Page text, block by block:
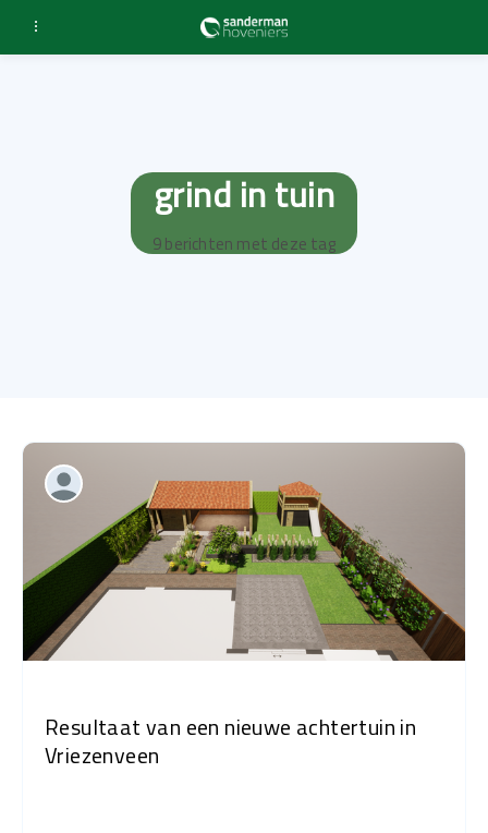
grind in tuin
9 berichten met deze tag
Resultaat van een nieuwe achtertuin in
Vriezenveen